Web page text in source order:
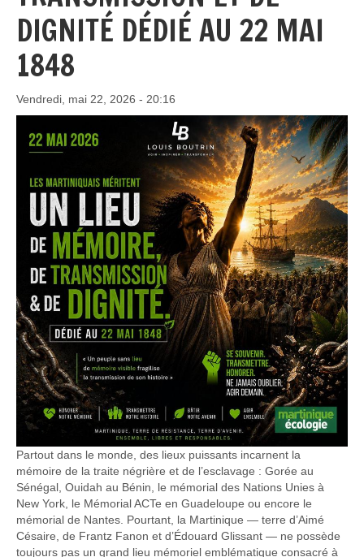
DIGNITÉ DÉDIÉ AU 22 MAI
1848
Vendredi, mai 22, 2026 - 20:16
Partout dans le monde, des lieux puissants incarnent la
mémoire de la traite négrière et de l’esclavage : Gorée au
Sénégal, Ouidah au Bénin, le mémorial des Nations Unies à
New York, le Mémorial ACTe en Guadeloupe ou encore le
mémorial de Nantes. Pourtant, la Martinique — terre d’Aimé
Césaire, de Frantz Fanon et d’Édouard Glissant — ne possède
toujours pas un grand lieu mémoriel emblématique consacré à